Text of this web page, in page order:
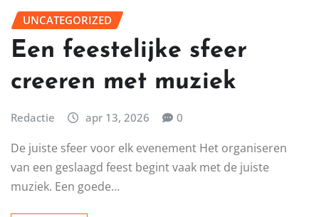
UNCATEGORIZED
Een feestelijke sfeer
creeren met muziek
Redactie apr 13, 2026 0
De juiste sfeer voor elk evenement Het organiseren
van een geslaagd feest begint vaak met de juiste
muziek. Een goede…